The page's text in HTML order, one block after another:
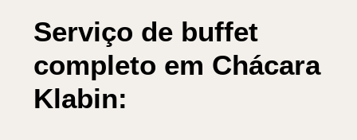
Serviço de buffet
completo em Chácara
Klabin: